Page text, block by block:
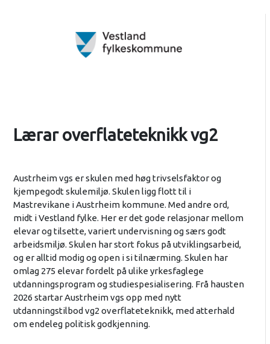
Lærar overflateteknikk vg2
Austrheim vgs er skulen med høg trivselsfaktor og
kjempegodt skulemiljø. Skulen ligg flott til i
Mastrevikane i Austrheim kommune. Med andre ord,
midt i Vestland fylke. Her er det gode relasjonar mellom
elevar og tilsette, variert undervisning og særs godt
arbeidsmiljø. Skulen har stort fokus på utviklingsarbeid,
og er alltid modig og open i si tilnærming. Skulen har
omlag 275 elevar fordelt på ulike yrkesfaglege
utdanningsprogram og studiespesialisering. Frå hausten
2026 startar Austrheim vgs opp med nytt
utdanningstilbod vg2 overflateteknikk, med atterhald
om endeleg politisk godkjenning.